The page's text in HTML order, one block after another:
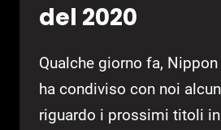
del 2020
Qualche giorno fa,
ha condiviso con noi
riguardo i prossimi titoli